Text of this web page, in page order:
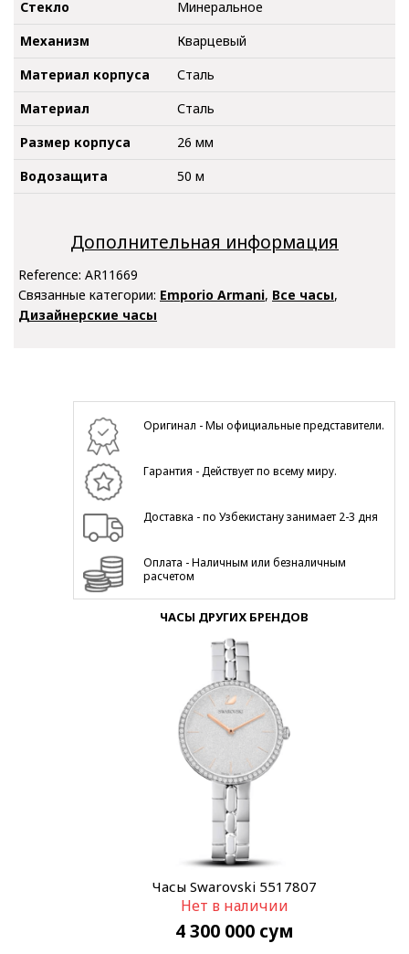
Стекло
Минеральное
Механизм
Кварцевый
Материал корпуса
Сталь
Материал
Сталь
Размер корпуса
26 мм
Водозащита
50 м
Дополнительная информация
Reference: AR11669
Связанные категории: Emporio Armani, Все часы,
Дизайнерские часы
Оригинал - Мы официальные представители.
Гарантия - Действует по всему миру.
Доставка - по Узбекистану занимает 2-3 дня
Оплата - Наличным или безналичным
расчетом
ЧАСЫ ДРУГИХ БРЕНДОВ
Часы Swarovski 5517807
Нет в наличии
4 300 000 сум